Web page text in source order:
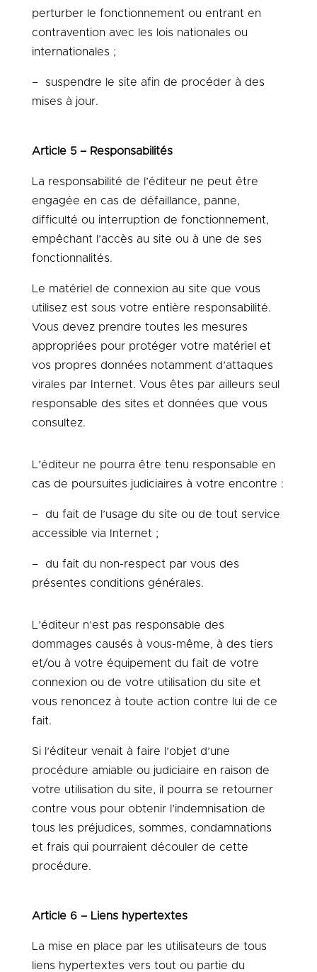
perturber le fonctionnement ou entrant en
contravention avec les lois nationales ou
internationales ;
– suspendre le site afin de procéder à des
mises à jour.
Article 5 – Responsabilités
La responsabilité de l’éditeur ne peut être
engagée en cas de défaillance, panne,
difficulté ou interruption de fonctionnement,
empêchant l’accès au site ou à une de ses
fonctionnalités.
Le matériel de connexion au site que vous
utilisez est sous votre entière responsabilité.
Vous devez prendre toutes les mesures
appropriées pour protéger votre matériel et
vos propres données notamment d’attaques
virales par Internet. Vous êtes par ailleurs seul
responsable des sites et données que vous
consultez.
L’éditeur ne pourra être tenu responsable en
cas de poursuites judiciaires à votre encontre :
– du fait de l’usage du site ou de tout service
accessible via Internet ;
– du fait du non-respect par vous des
présentes conditions générales.
L’éditeur n’est pas responsable des
dommages causés à vous-même, à des tiers
et/ou à votre équipement du fait de votre
connexion ou de votre utilisation du site et
vous renoncez à toute action contre lui de ce
fait.
Si l’éditeur venait à faire l’objet d’une
procédure amiable ou judiciaire en raison de
votre utilisation du site, il pourra se retourner
contre vous pour obtenir l’indemnisation de
tous les préjudices, sommes, condamnations
et frais qui pourraient découler de cette
procédure.
Article 6 – Liens hypertextes
La mise en place par les utilisateurs de tous
liens hypertextes vers tout ou partie du